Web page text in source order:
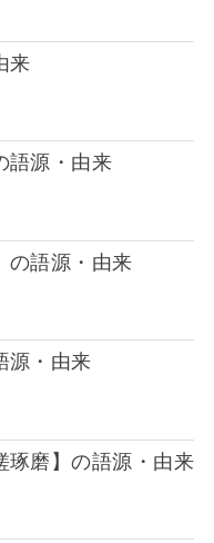
来
語源・由来
の語源・由来
源・由来
琢磨】の語源・由来